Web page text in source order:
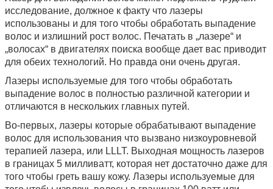
исследование, должное к факту что лазеры
использованы и для того чтобы обработать выпадение
волос и излишний рост волос. Печатать в „лазере“ и
„волосах“ в двигателях поиска вообще дает вас приводит
для обеих технологий. Но правда они очень другая.
Лазеры используемые для того чтобы обработать
выпадение волос в полностью различной категории и
отличаются в нескольких главных путей.
Во-первых, лазеры которые обрабатывают выпадение
волос для использования что вызвано низкоуровневой
терапией лазера, или LLLT. Выходная мощность лазеров
в границах 5 милливатт, которая нет достаточно даже для
того чтобы греть вашу кожу. Лазеры используемые для